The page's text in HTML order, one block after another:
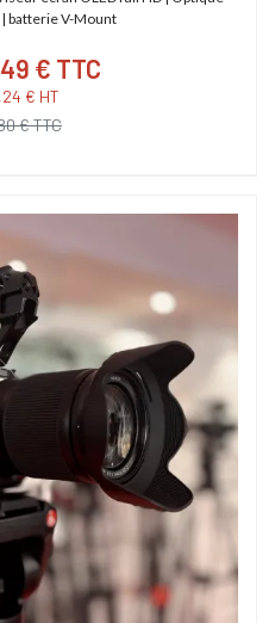
batterie V-Mount
€ TTC
€ HT
€ TTC